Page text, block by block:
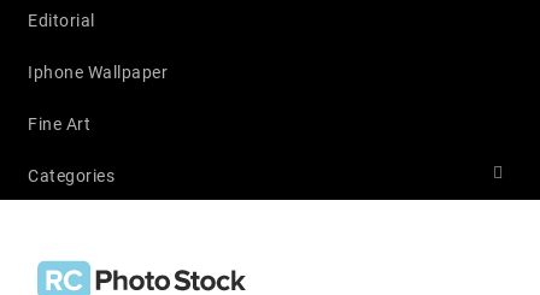
Editorial
Iphone Wallpaper
Fine Art
Categories